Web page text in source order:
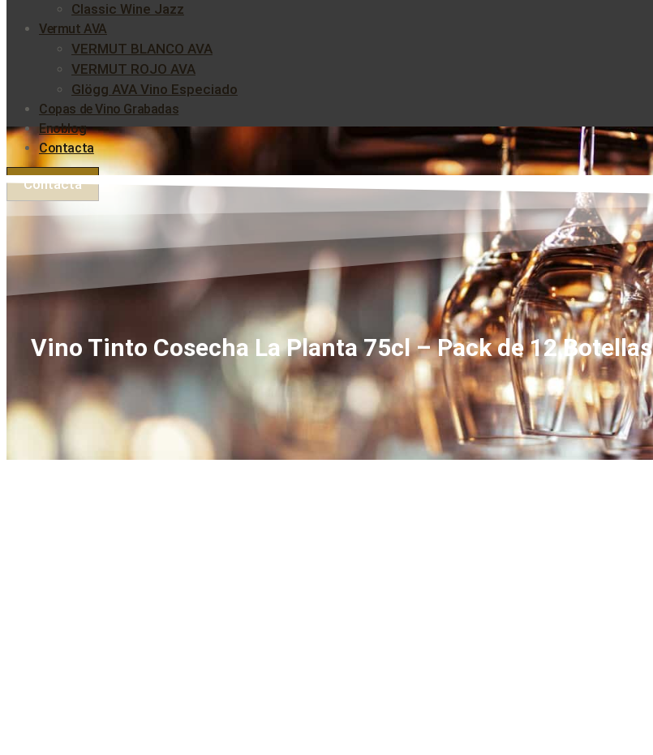
Classic Wine Jazz
Vermut AVA
VERMUT BLANCO AVA
VERMUT ROJO AVA
Glögg AVA Vino Especiado
Copas de Vino Grabadas
Enoblog
Contacta
Contacta
Vino Tinto Cosecha La Planta 75cl – Pack de 12 Botellas